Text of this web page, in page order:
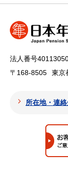
法人番号
〒168-8505
東京
所在地・連